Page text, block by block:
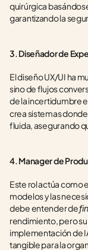
quirúrgica
garantizando la
3. Diseñador de
El diseño UX/UI ha
sino de flujos
de la incertidumbre
crea sistemas
fluida, asegurando
4. Manager de
Este rol actúa como
modelos y las
debe entender de
rendimiento, pero
implementación de
tangible para la